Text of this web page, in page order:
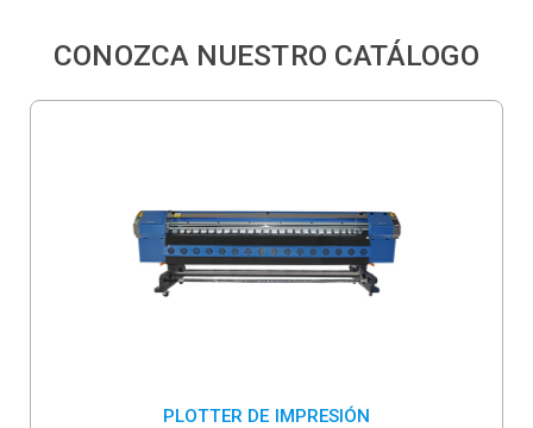
CONOZCA NUESTRO CATÁLOGO
PLOTTER DE IMPRESIÓN